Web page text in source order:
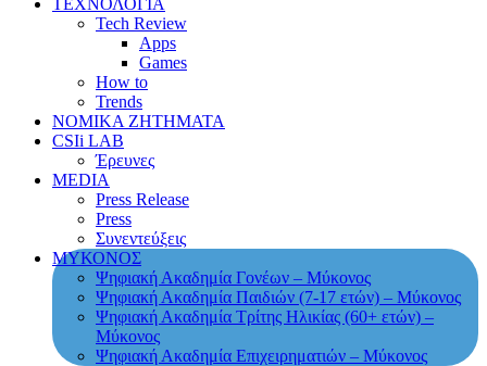
ΤΕΧΝΟΛΟΓΙΑ
Tech Review
Apps
Games
How to
Trends
ΝΟΜΙΚΑ ΖΗΤΗΜΑΤΑ
CSIi LAB
Έρευνες
MEDIA
Press Release
Press
Συνεντεύξεις
ΜΥΚΟΝΟΣ
Ψηφιακή Ακαδημία Γονέων – Μύκονος
Ψηφιακή Ακαδημία Παιδιών (7-17 ετών) – Μύκονος
Ψηφιακή Ακαδημία Τρίτης Ηλικίας (60+ ετών) –
Μύκονος
Ψηφιακή Ακαδημία Επιχειρηματιών – Μύκονος